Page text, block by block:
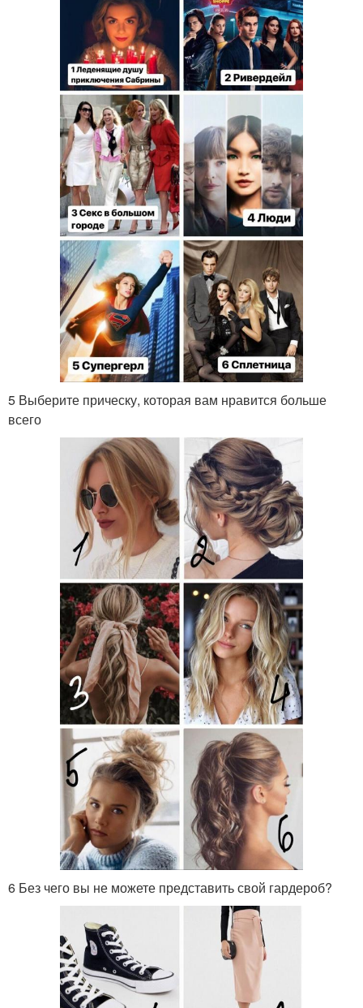
5 Выберите прическу, которая вам нравится больше
всего
6 Без чего вы не можете представить свой гардероб?